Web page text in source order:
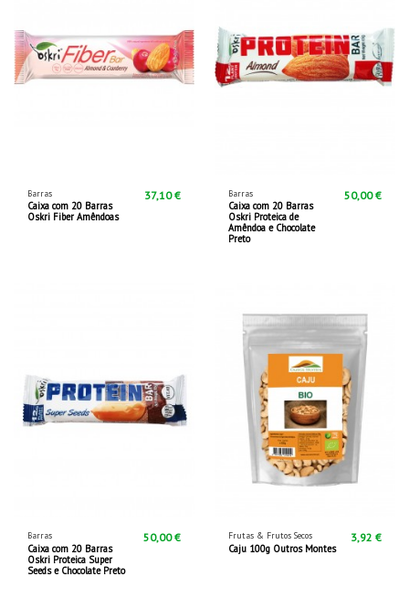
Barras
Caixa com 20 Barras
Oskri Fiber Amêndoas
37,10 € Barras
Caixa com 20 Barras
Oskri Proteica de
Amêndoa e Chocolate
Preto
50,00 €
Barras
Caixa com 20 Barras
Oskri Proteica Super
Seeds e Chocolate Preto
50,00 € Frutas & Frutos Secos
Caju 100g Outros Montes
3,92 €